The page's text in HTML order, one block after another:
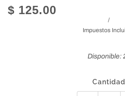
$ 125.00
/
Impuestos
Disponible:
Cantidad